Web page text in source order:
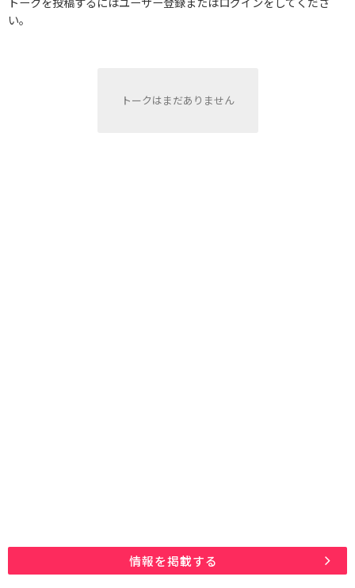
い。
トークはまだありません
情報を掲載する